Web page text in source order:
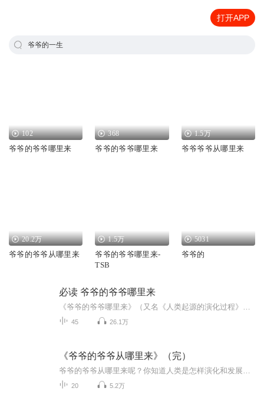
打开APP
爷爷的一生
102
爷爷的爷爷哪里来
368
爷爷的爷爷哪里来
1.5万
爷爷爷爷从哪里来
20.2万
爷爷的爷爷从哪里来
1.5万
爷爷的爷爷哪里来-
TSB
5031
爷爷的
必读 爷爷的爷爷哪里来
45 26.1万
《爷爷的爷爷从哪里来》（完）
20 5.2万